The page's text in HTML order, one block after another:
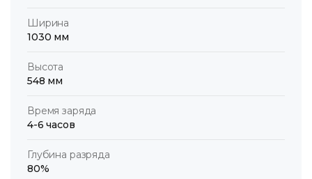
Ширина
1030 мм
Высота
548 мм
Время заряда
4-6 часов
Глубина разряда
80%